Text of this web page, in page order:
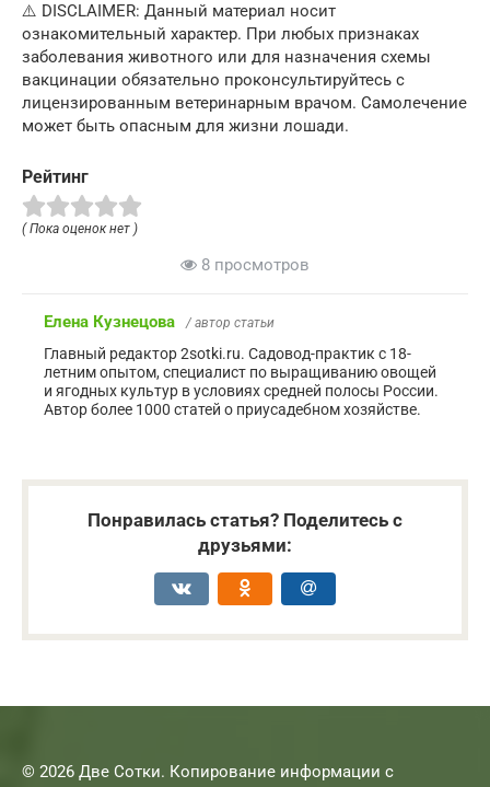
⚠️ DISCLAIMER: Данный материал носит
ознакомительный характер. При любых признаках
заболевания животного или для назначения схемы
вакцинации обязательно проконсультируйтесь с
лицензированным ветеринарным врачом. Самолечение
может быть опасным для жизни лошади.
Рейтинг
( Пока оценок нет )
8 просмотров
Елена Кузнецова / автор статьи
Главный редактор 2sotki.ru. Садовод-практик с 18-
летним опытом, специалист по выращиванию овощей
и ягодных культур в условиях средней полосы России.
Автор более 1000 статей о приусадебном хозяйстве.
Понравилась статья? Поделитесь с
друзьями:
© 2026 Две Сотки. Копирование информации с